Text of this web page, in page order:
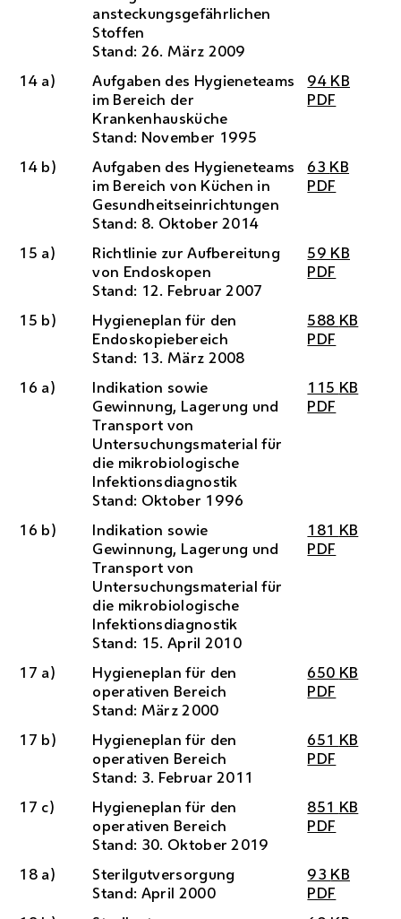
ansteckungsgefährlichen
Stoffen
Stand: 26. März 2009
14 a)
Aufgaben des Hygieneteams
im Bereich der
Krankenhausküche
Stand: November 1995
94 KB
PDF
14 b)
Aufgaben des Hygieneteams
im Bereich von Küchen in
Gesundheitseinrichtungen
Stand: 8. Oktober 2014
63 KB
PDF
15 a)
Richtlinie zur Aufbereitung
von Endoskopen
Stand: 12. Februar 2007
59 KB
PDF
15 b)
Hygieneplan für den
Endoskopiebereich
Stand: 13. März 2008
588 KB
PDF
16 a)
Indikation sowie
Gewinnung, Lagerung und
Transport von
Untersuchungsmaterial für
die mikrobiologische
Infektionsdiagnostik
Stand: Oktober 1996
115 KB
PDF
16 b)
Indikation sowie
Gewinnung, Lagerung und
Transport von
Untersuchungsmaterial für
die mikrobiologische
Infektionsdiagnostik
Stand: 15. April 2010
181 KB
PDF
17 a)
Hygieneplan für den
operativen Bereich
Stand: März 2000
650 KB
PDF
17 b)
Hygieneplan für den
operativen Bereich
Stand: 3. Februar 2011
651 KB
PDF
17 c)
Hygieneplan für den
operativen Bereich
Stand: 30. Oktober 2019
851 KB
PDF
18 a)
Sterilgutversorgung
Stand: April 2000
93 KB
PDF